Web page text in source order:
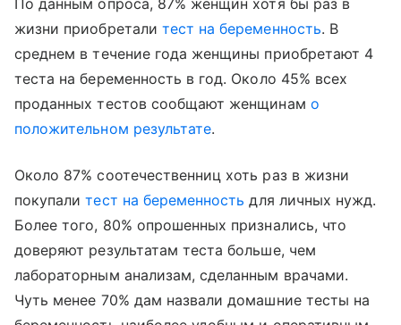
По данным опроса, 87% женщин хотя бы раз в
жизни приобретали тест на беременность. В
среднем в течение года женщины приобретают 4
теста на беременность в год. Около 45% всех
проданных тестов сообщают женщинам о
положительном результате.
Около 87% соотечественниц хоть раз в жизни
покупалитест на беременность для личных нужд.
Более того, 80% опрошенных признались, что
доверяют результатам теста больше, чем
лабораторным анализам, сделанным врачами.
Чуть менее 70% дам назвали домашние тесты на